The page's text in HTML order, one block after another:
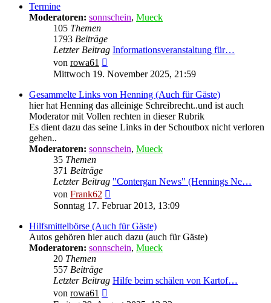
Termine
Moderatoren: sonnschein, Mueck
105 Themen
1793 Beiträge
Letzter Beitrag Informationsveranstaltung für…
von rowa61
Beitrag
Mittwoch 19. November 2025, 21:59
Gesammelte Links von Henning (Auch für Gäste)
hier hat Henning das alleinige Schreibrecht..und ist auch
Moderator mit Vollen rechten in dieser Rubrik
Es dient dazu das seine Links in der Schoutbox nicht verloren
gehen..
Moderatoren: sonnschein, Mueck
35 Themen
371 Beiträge
Letzter Beitrag "Contergan News" (Hennings Ne…
von Frank62
Beitrag
Sonntag 17. Februar 2013, 13:09
Hilfsmittelbörse (Auch für Gäste)
Autos gehören hier auch dazu (auch für Gäste)
Moderatoren: sonnschein, Mueck
20 Themen
557 Beiträge
Letzter Beitrag Hilfe beim schälen von Kartof…
von rowa61